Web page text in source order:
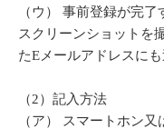
（ウ） 事前登録が完
スクリーンショットを
たEメールアドレスにも
（2）記入方法
（ア） スマートホン